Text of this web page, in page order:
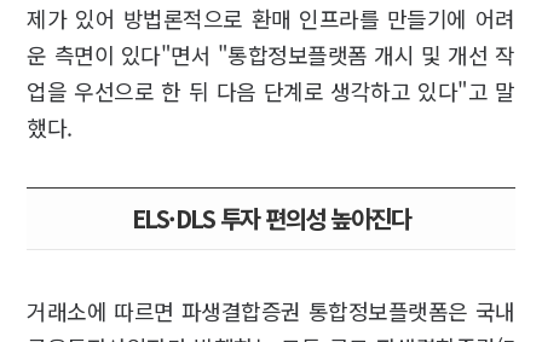
제가 있어 방법론적으로 환매 인프라를 만들기에 어려
운 측면이 있다"면서 "통합정보플랫폼 개시 및 개선 작
업을 우선으로 한 뒤 다음 단계로 생각하고 있다"고 말
했다.
ELS·DLS 투자 편의성 높아진다
거래소에 따르면 파생결합증권 통합정보플랫폼은 국내